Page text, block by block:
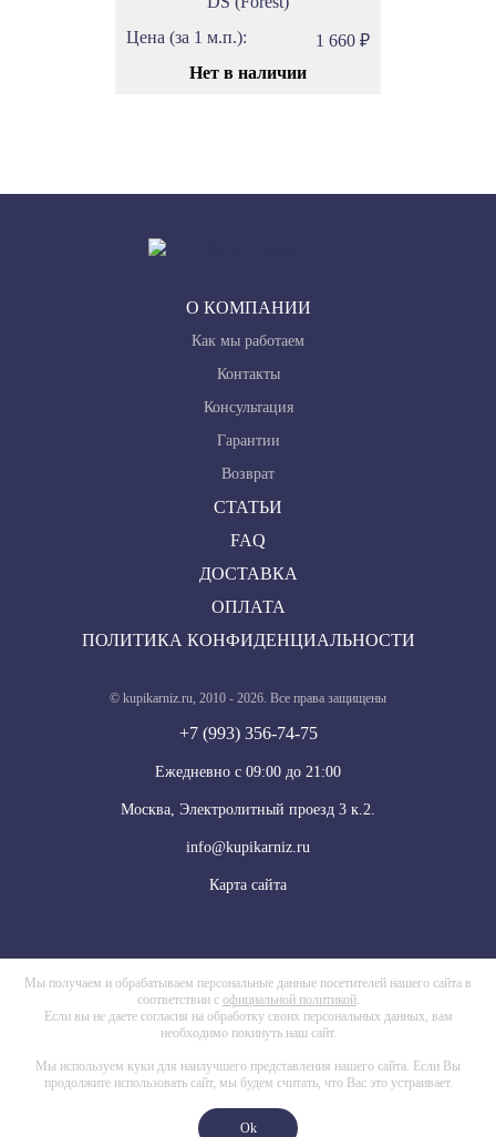
Цена (за 1 м.п.):
1 660 ₽
Нет в наличии
О КОМПАНИИ
Как мы работаем
Контакты
Консультация
Гарантии
Возврат
СТАТЬИ
FAQ
ДОСТАВКА
ОПЛАТА
ПОЛИТИКА КОНФИДЕНЦИАЛЬНОСТИ
© kupikarniz.ru, 2010 - 2026. Все права защищены
+7 (993) 356-74-75
Eжедневно с 09:00 до 21:00
Москва, Электролитный проезд 3 к.2.
info@kupikarniz.ru
Карта сайта
Мы получаем и обрабатываем персональные данные посетителей нашего сайта в
соответствии с официальной политикой.
Если вы не даете согласия на обработку своих персональных данных, вам
необходимо покинуть наш сайт.
Мы используем куки для наилучшего представления нашего сайта. Если Вы
продолжите использовать сайт, мы будем считать, что Вас это устраивает.
Ok